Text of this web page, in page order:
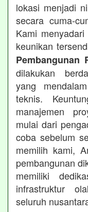
lokasi menjadi
secara cuma-
Kami
keunikan
Pembangunan
dilakukan
yang
teknis.
manajemen
mulai dari
coba sebelum
memilih kami,
pembangunan
memiliki
infrastruktur
seluruh